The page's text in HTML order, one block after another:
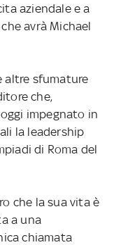
aziendale e a
avrà Michael
altre sfumature
che,
impegnato in
la leadership
di Roma del
che la sua vita è
a una
chiamata